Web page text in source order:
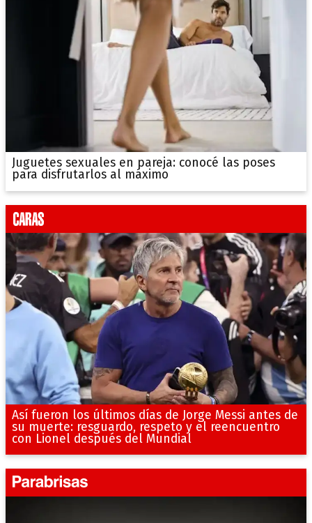
Juguetes sexuales en pareja: conocé las poses
para disfrutarlos al máximo
Así fueron los últimos días de Jorge Messi antes de
su muerte: resguardo, respeto y el reencuentro
con Lionel después del Mundial